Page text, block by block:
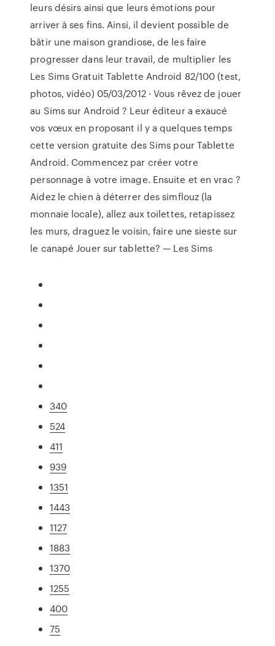
leurs désirs ainsi que leurs émotions pour
arriver à ses fins. Ainsi, il devient possible de
bâtir une maison grandiose, de les faire
progresser dans leur travail, de multiplier les
Les Sims Gratuit Tablette Android 82/100 (test,
photos, vidéo) 05/03/2012 · Vous rêvez de jouer
au Sims sur Android ? Leur éditeur a exaucé
vos vœux en proposant il y a quelques temps
cette version gratuite des Sims pour Tablette
Android. Commencez par créer votre
personnage à votre image. Ensuite et en vrac ?
Aidez le chien à déterrer des simflouz (la
monnaie locale), allez aux toilettes, retapissez
les murs, draguez le voisin, faire une sieste sur
le canapé Jouer sur tablette? — Les Sims
340
524
411
939
1351
1443
1127
1883
1370
1255
400
75